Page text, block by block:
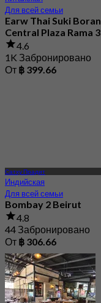
4.6
1K Забронировано
От฿ 399.66
4.8
44 Забронировано
От฿ 306.66